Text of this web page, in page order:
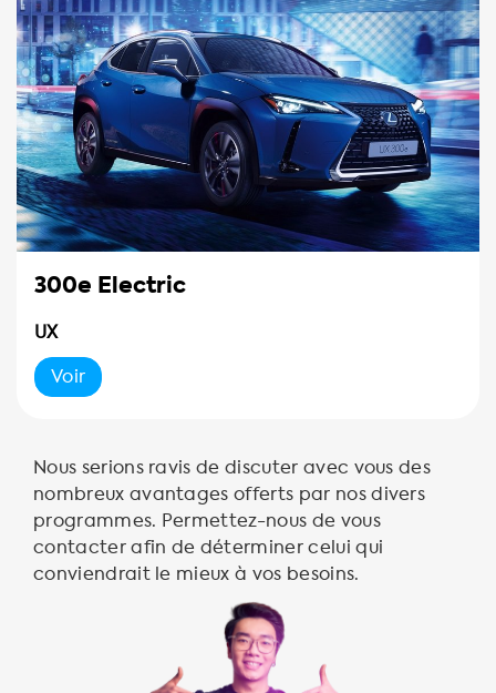
300e Electric
UX
Voir
Nous serions ravis de discuter avec vous des
nombreux avantages offerts par nos divers
programmes. Permettez-nous de vous
contacter afin de déterminer celui qui
conviendrait le mieux à vos besoins.